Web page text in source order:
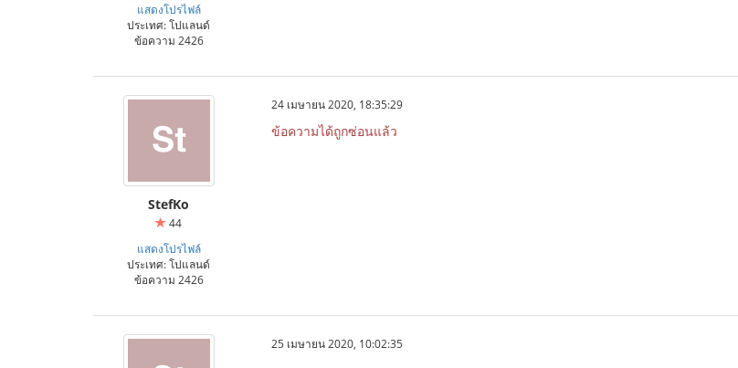
แสดงโปรไฟล์
ประเทศ: โปแลนด์
ข้อความ 2426
StefKo
44
แสดงโปรไฟล์
ประเทศ: โปแลนด์
ข้อความ 2426
24 เมษายน 2020, 18:35:29
ข้อความได้ถูกซ่อนแล้ว
25 เมษายน 2020, 10:02:35